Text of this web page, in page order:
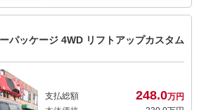
パッケージ 4WD リフトアップカスタム
支払総額 248.0万円